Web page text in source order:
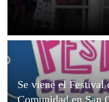
Se viene el
Comunidad en San